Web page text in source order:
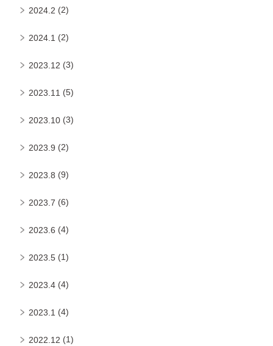
2024.2 (2)
2024.1 (2)
2023.12 (3)
2023.11 (5)
2023.10 (3)
2023.9 (2)
2023.8 (9)
2023.7 (6)
2023.6 (4)
2023.5 (1)
2023.4 (4)
2023.1 (4)
2022.12 (1)